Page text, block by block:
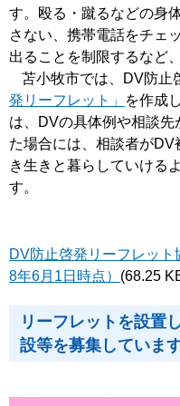
す。殴る・蹴るなどの身
さない、携帯電話をチェ
出ることを制限するなど
苫小牧市では、
DV防止
発リーフレット」
を作成
は、DVの具体例や相談
た場合には、相談者が
き生きと暮らしていける
す。
DV防止啓発リーフレッ
8年6月1日時点） (68.25
リーフレットを設置
設等を募集していま